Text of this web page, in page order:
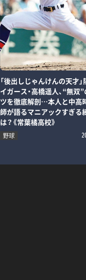
「後出しじゃんけんの天才
イガース・高橋遥人、“無双
ツを徹底解剖…本人と中高
師が語るマニアックすぎる
は？《常葉橘高校》
野球